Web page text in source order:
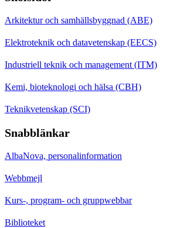
Arkitektur och samhällsbyggnad (ABE)
Elektroteknik och datavetenskap (EECS)
Industriell teknik och management (ITM)
Kemi, bioteknologi och hälsa (CBH)
Teknikvetenskap (SCI)
Snabblänkar
AlbaNova, personalinformation
Webbmejl
Kurs-, program- och gruppwebbar
Biblioteket